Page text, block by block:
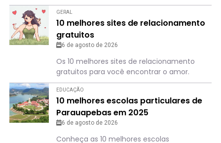
GERAL
10 melhores sites de relacionamento
gratuitos
6 de agosto de 2026
Os 10 melhores sites de relacionamento
gratuitos para você encontrar o amor.
EDUCAÇÃO
10 melhores escolas particulares de
Parauapebas em 2025
6 de agosto de 2026
Conheça as 10 melhores escolas